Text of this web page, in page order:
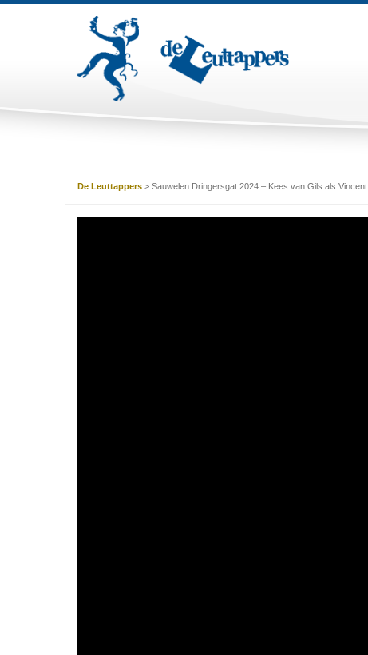
De Leuttappers > Sauwelen Dringersgat 2024 – Kees van Gils als Vincent